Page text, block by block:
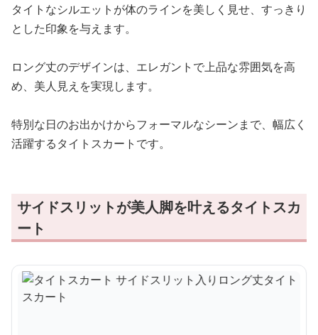
タイトなシルエットが体のラインを美しく見せ、すっきり
とした印象を与えます。
ロング丈のデザインは、エレガントで上品な雰囲気を高
め、美人見えを実現します。
特別な日のお出かけからフォーマルなシーンまで、幅広く
活躍するタイトスカートです。
サイドスリットが美人脚を叶えるタイトスカ
ート